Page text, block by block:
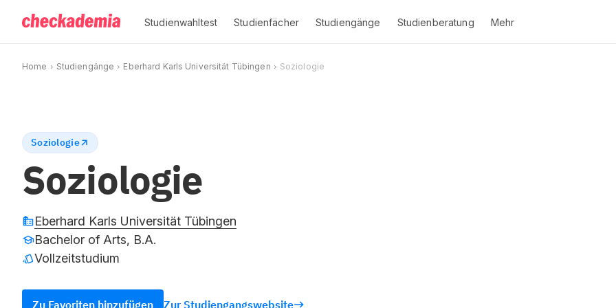
Studienwahltest Studienfächer Studiengänge Studienberatung Mehr
Home Studiengänge Eberhard Karls Universität Tübingen Soziologie
Soziologie
Soziologie
Eberhard Karls Universität Tübingen
Bachelor of Arts, B.A.
Vollzeitstudium
Zu Favoriten hinzufügen Zur Studiengangswebsite